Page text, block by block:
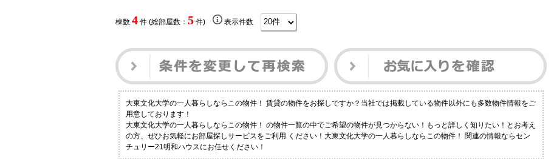
棟数 4件 (総部屋数： 5件) 表示件数
大東文化大学の一人暮らしならこの物件！ 賃貸の物件をお探しですか？当社では掲載している物件以外にも多数物件情報をご
用意しております！
大東文化大学の一人暮らしならこの物件！ の物件一覧の中でご希望の物件が見つからない！もっと詳しく知りたい！とお考え
の方、ぜひお気軽にお部屋探しサービスをご利用 ください！大東文化大学の一人暮らしならこの物件！ 関連の情報ならセン
チュリー21明和ハウスにお任せください！